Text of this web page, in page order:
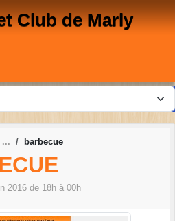
Club de Marly
barbecue
2016 de 18h à 00h